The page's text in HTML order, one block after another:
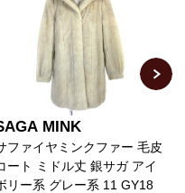
MINK
ファイヤミンクファー 毛皮
ート ミドル丈 銀サガ アイ
リー系 グレー系 11 GY18